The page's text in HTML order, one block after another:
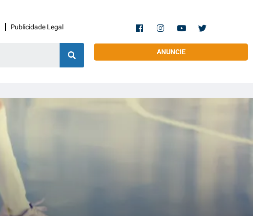
Publicidade Legal
ANUNCIE